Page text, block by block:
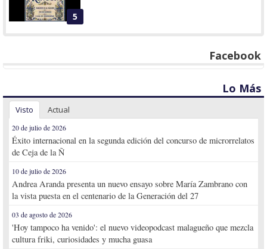
5
Facebook
Lo Más
Visto Actual
20 de julio de 2026
Éxito internacional en la segunda edición del concurso de microrrelatos
de Ceja de la Ñ
10 de julio de 2026
Andrea Aranda presenta un nuevo ensayo sobre María Zambrano con
la vista puesta en el centenario de la Generación del 27
03 de agosto de 2026
'Hoy tampoco ha venido': el nuevo videopodcast malagueño que mezcla
cultura friki, curiosidades y mucha guasa